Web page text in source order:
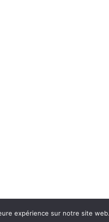
expérience sur notre site